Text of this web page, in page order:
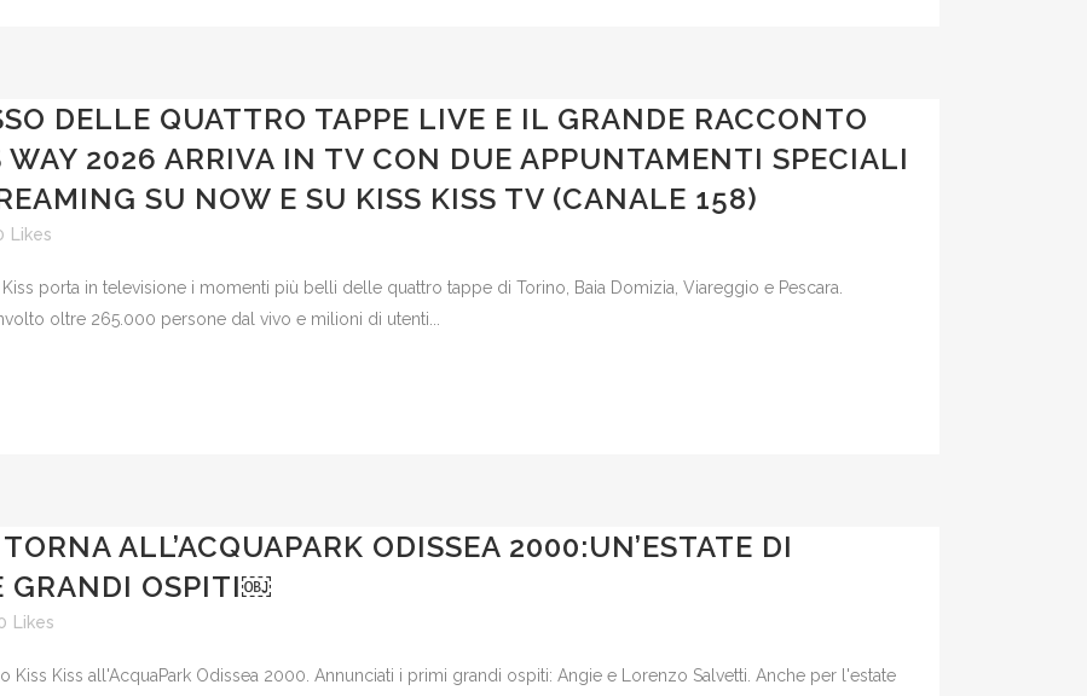
DELLE QUATTRO TAPPE LIVE E IL GRANDE RACCONTO
2026 ARRIVA IN TV CON DUE APPUNTAMENTI SPECIALI
SU NOW E SU KISS KISS TV (CANALE 158)
Likes
Kiss porta in televisione i momenti più belli delle quattro tappe di Torino, Baia Domizia, Viareggio e Pescara.
oltre 265.000 persone dal vivo e milioni di utenti...
ALL’ACQUAPARK ODISSEA 2000:UN’ESTATE DI
GRANDI OSPITI￼
Likes
Kiss Kiss all'AcquaPark Odissea 2000. Annunciati i primi grandi ospiti: Angie e Lorenzo Salvetti. Anche per l'estate